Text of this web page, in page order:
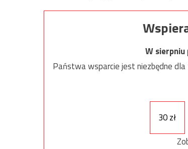
W
Państwa wsparcie jest niezbędne
30 zł